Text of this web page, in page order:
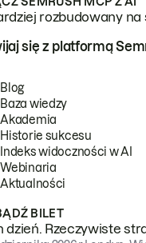
rozbudowany
się z platformą
Blog
Baza wiedzy
Akademia
Historie sukcesu
Indeks widoczności w AI
Webinaria
Aktualności
BILET
dzień. Rzeczywiste